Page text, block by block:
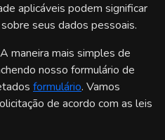
aplicáveis podem significar
seus dados pessoais.
maneira mais simples de
nosso formulário de
formulário. Vamos
de acordo com as leis